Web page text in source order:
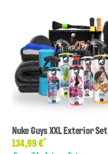
Nuke Guys XXL Exterior Set
134,99 €*